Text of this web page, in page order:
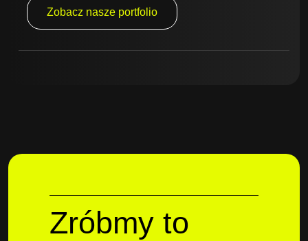
Zobacz nasze portfolio
Zróbmy to